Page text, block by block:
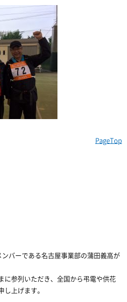
PageTop
バーである名古屋事業部の蒲田義高が
に参列いただき、全国から弔電や供花
し上げます。